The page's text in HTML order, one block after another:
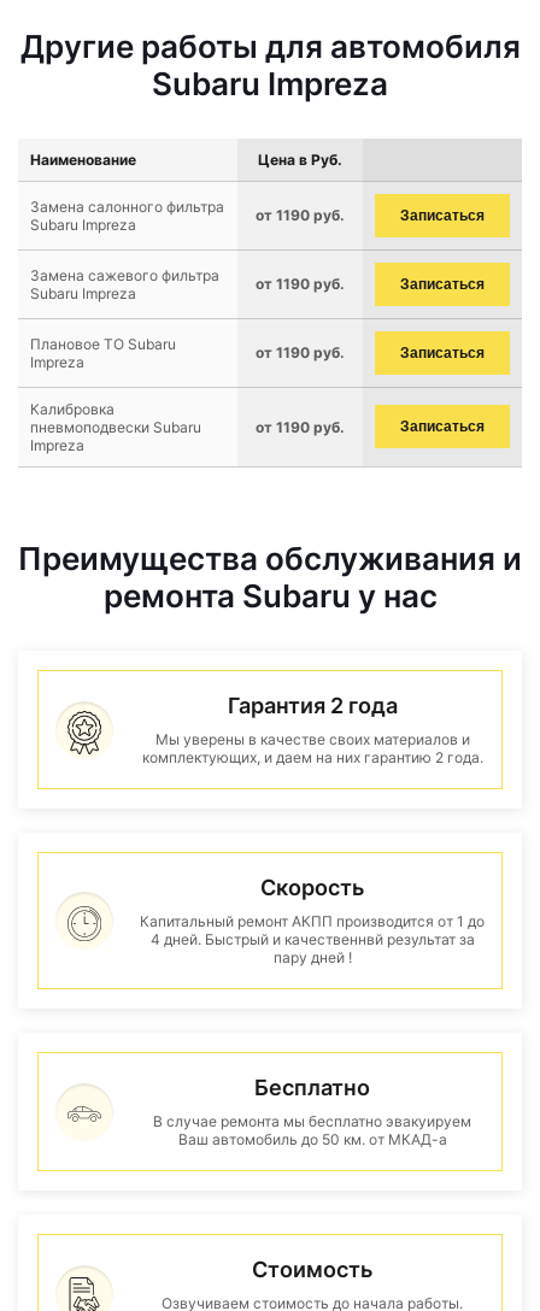
Другие работы для автомобиля
Subaru Impreza
Наименование Цена в Руб.
Замена салонного фильтра
Subaru Impreza
от 1190 руб. Записаться
Замена сажевого фильтра
Subaru Impreza
от 1190 руб. Записаться
Плановое ТО Subaru
Impreza
от 1190 руб. Записаться
Калибровка
пневмоподвески Subaru
Impreza
от 1190 руб. Записаться
Преимущества обслуживания и
ремонта Subaru у нас
Гарантия 2 года
Мы уверены в качестве своих материалов и
комплектующих, и даем на них гарантию 2 года.
Скорость
Капитальный ремонт АКПП производится от 1 до
4 дней. Быстрый и качественнвй результат за
пару дней !
Бесплатно
В случае ремонта мы бесплатно эвакуируем
Ваш автомобиль до 50 км. от МКАД-а
Стоимость
Озвучиваем стоимость до начала работы.